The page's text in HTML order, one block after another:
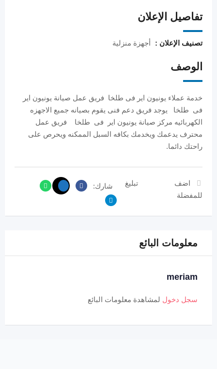
تفاصيل الإعلان
تصنيف الإعلان : أجهزة منزلية
الوصف
خدمة عملاء يونيون اير فى طلخا فريق عمل صيانة يونيون اير
فى طلخا يوجد فريق دعم فنى يقوم بصيانه جميع الاجهزه
الكهربائيه مركز صيانة يونيون اير فى طلخا فريق عمل
محترف يدعمك ويخدمك بكافه السبل الممكنه ويحرص على
راحتك دائما.
اضف
للمفضلة
تبليغ شارك:
معلومات البائع
meriam
سجل دخول لمشاهدة معلومات البائع